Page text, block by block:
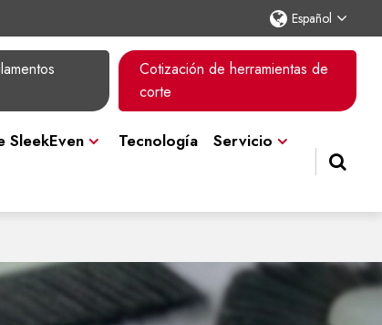
Español
Cotización de herramientas de
corte
SleekEven Tecnología Servicio